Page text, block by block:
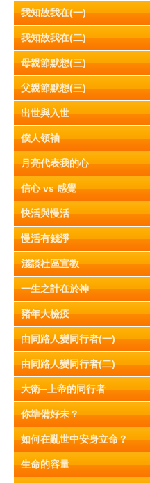
我知故我在(一)
我知故我在(二)
母親節默想(三)
父親節默想(三)
出世與入世
僕人領袖
月亮代表我的心
信心 vs 感覺
快活與慢活
慢活有錢淨
淺談社區宣教
一生之計在於神
豬年大檢疫
由同路人變同行者(一)
由同路人變同行者(二)
大衛─上帝的同行者
你準備好未？
如何在亂世中安身立命？
生命的容量